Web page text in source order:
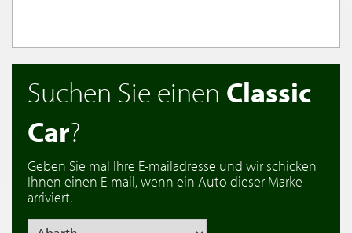
Suchen Sie einen Classic
Car?
Geben Sie mal Ihre E-mailadresse und wir schicken
Ihnen einen E-mail, wenn ein Auto dieser Marke
arriviert.